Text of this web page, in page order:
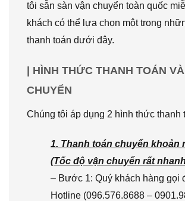
tôi sẵn sàn vận chuyển toàn quốc
khách có thể lựa chọn một trong
thanh toán dưới đây.
| HÌNH THỨC THANH TOÁN
CHUYỂN
Chúng tôi áp dụng 2 hình thức thanh
1. Thanh toán chuyển khoản
(Tốc độ vận chuyển rất
– Bước 1: Quý khách hàng gọi
Hotline (096.576.8688 –